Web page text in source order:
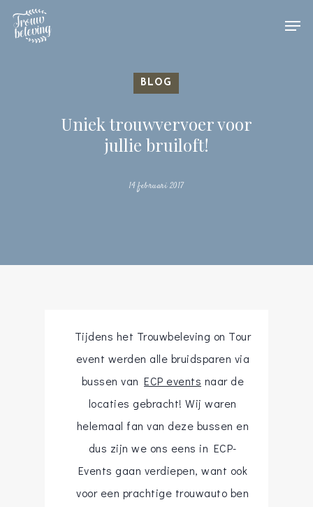
Hit enter to search or ESC to close
BLOG
Uniek trouwvervoer voor
jullie bruiloft!
14 februari 2017
Tijdens het Trouwbeleving on Tour
event werden alle bruidsparen via
bussen vanECP events naar de
locaties gebracht! Wij waren
helemaal fan van deze bussen en
dus zijn we ons eens in ECP-
Events gaan verdiepen, want ook
voor een prachtige trouwauto ben